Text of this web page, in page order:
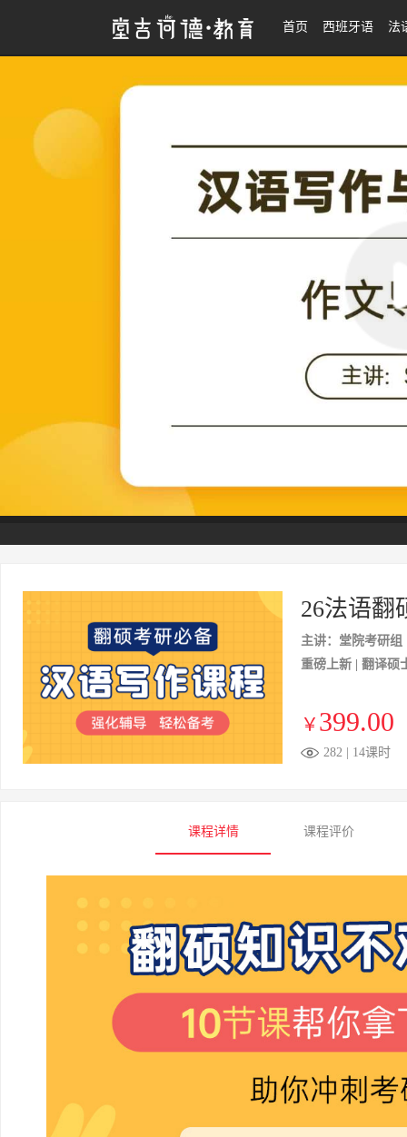
首页 西班牙语 法
26法语翻硕考研 | 汉语写作与百科知识
26法语翻
主讲：堂院考研组
重磅上新 | 翻译硕
￥ 399.00
282 | 14课时
课程详情 课程评价